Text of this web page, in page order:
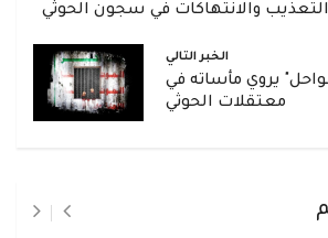
التعذيب والانتهاكات في سجون الحوثي
الخبر التالي
يروي مأساته في
معتقلات الحوثي